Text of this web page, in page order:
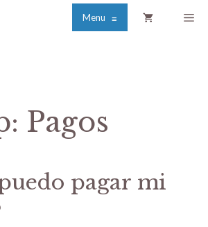
Menu ≡
Pagos
pagar mi